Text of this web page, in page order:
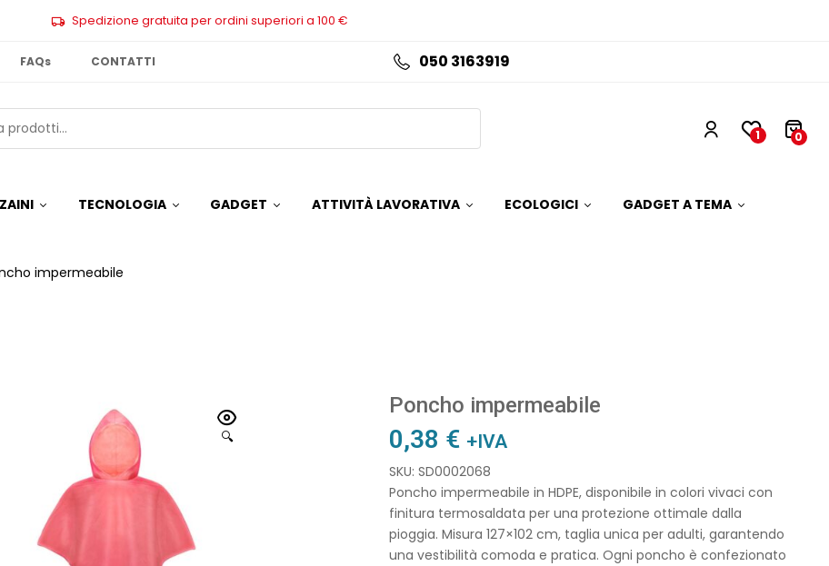
Spedizione gratuita per ordini superiori a 100 €
FAQs CONTATTI 050 3163919
1 0
TECNOLOGIA GADGET ATTIVITÀ LAVORATIVA ECOLOGICI GADGET A TEMA
impermeabile
🔍
Poncho impermeabile
0,38 € +IVA
SKU: SD0002068
Poncho impermeabile in HDPE, disponibile in colori vivaci con
finitura termosaldata per una protezione ottimale dalla
pioggia. Misura 127×102 cm, taglia unica per adulti, garantendo
una vestibilità comoda e pratica. Ogni poncho è confezionato